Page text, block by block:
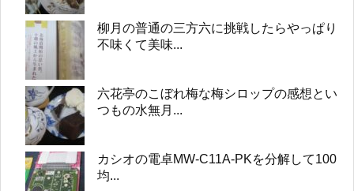
柳月の普通の三方六に挑戦したらやっぱり
不味くて美味...
六花亭のこぼれ梅な梅シロップの感想とい
つもの水無月...
カシオの電卓MW-C11A-PKを分解して100
均...